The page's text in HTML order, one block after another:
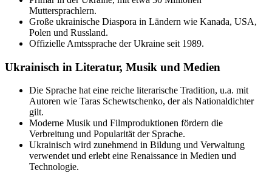
Muttersprachlern.
Große ukrainische Diaspora in Ländern wie Kanada, USA,
Polen und Russland.
Offizielle Amtssprache der Ukraine seit 1989.
Ukrainisch in Literatur, Musik und Medien
Die Sprache hat eine reiche literarische Tradition, u.a. mit
Autoren wie Taras Schewtschenko, der als Nationaldichter
gilt.
Moderne Musik und Filmproduktionen fördern die
Verbreitung und Popularität der Sprache.
Ukrainisch wird zunehmend in Bildung und Verwaltung
verwendet und erlebt eine Renaissance in Medien und
Technologie.